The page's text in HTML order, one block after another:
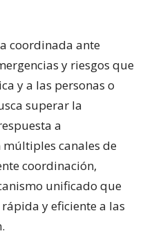
coordinada ante
y riesgos que
y a las personas o
superar la
a
múltiples canales de
coordinación,
unificado que
y eficiente a las